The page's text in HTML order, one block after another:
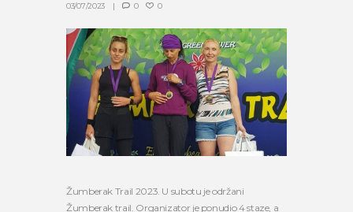
03/07/2023 0 0
Žumberak Trail 2023. U subotu je održani
Žumberak trail. Organizator je ponudio 4 staze, a